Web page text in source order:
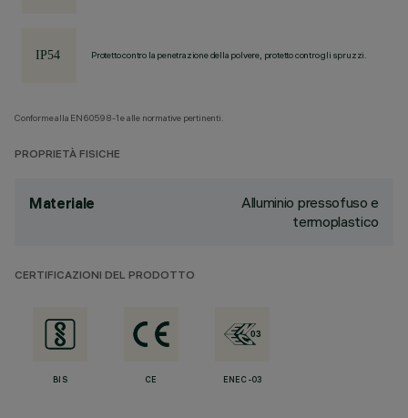
Protetto contro la penetrazione della polvere, protetto contro gli spruzzi.
Conforme alla EN60598-1 e alle normative pertinenti.
PROPRIETÀ FISICHE
Materiale
Alluminio pressofuso e
termoplastico
CERTIFICAZIONI DEL PRODOTTO
BIS CE ENEC-03